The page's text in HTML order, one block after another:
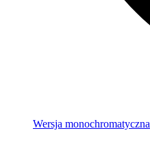
Wersja monochromatyczna